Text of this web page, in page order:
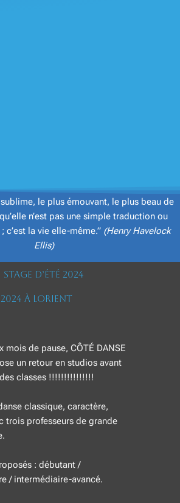
le plus émouvant, le plus beau de
n’est pas une simple traduction ou
c’est la vie elle-même.” (Henry Havelock
Ellis)
Stage d’été 2024
à Lorient
mois de pause, CÔTÉ DANSE
un retour en studios avant
classes !!!!!!!!!!!!!!!
classique, caractère,
trois professeurs de grande
: débutant /
/ intermédiaire-avancé.